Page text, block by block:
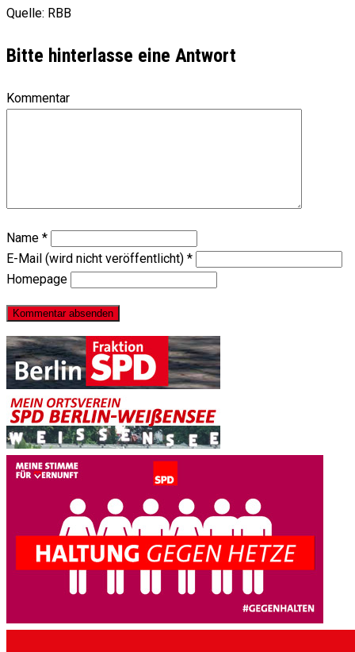
Quelle: RBB
Bitte hinterlasse eine Antwort
Kommentar
Name *
E-Mail (wird nicht veröffentlicht) *
Homepage